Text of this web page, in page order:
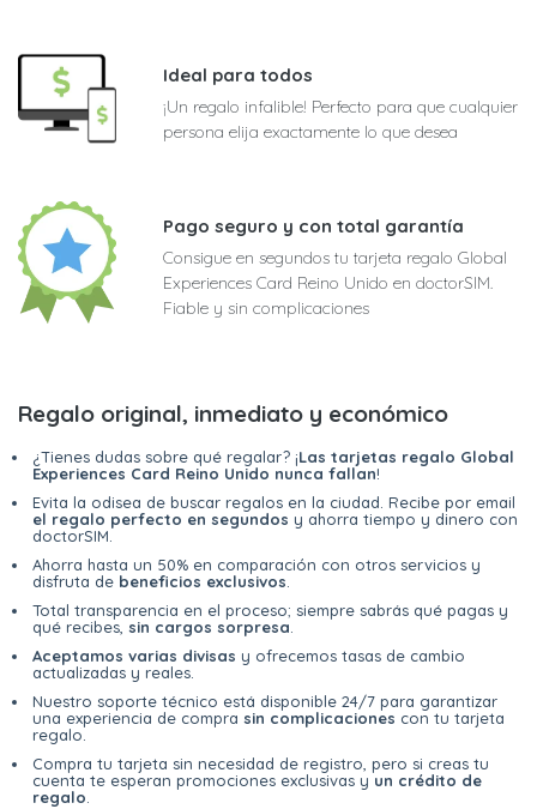
Ideal para todos
¡Un regalo infalible! Perfecto para que cualquier
persona elija exactamente lo que desea
Pago seguro y con total garantía
Consigue en segundos tu tarjeta regalo Global
Experiences Card Reino Unido en doctorSIM.
Fiable y sin complicaciones
Regalo original, inmediato y económico
¿Tienes dudas sobre qué regalar? ¡Las tarjetas regalo Global
Experiences Card Reino Unido nunca fallan!
Evita la odisea de buscar regalos en la ciudad. Recibe por email
el regalo perfecto en segundos y ahorra tiempo y dinero con
doctorSIM.
Ahorra hasta un 50% en comparación con otros servicios y
disfruta de beneficios exclusivos.
Total transparencia en el proceso; siempre sabrás qué pagas y
qué recibes, sin cargos sorpresa.
Aceptamos varias divisas y ofrecemos tasas de cambio
actualizadas y reales.
Nuestro soporte técnico está disponible 24/7 para garantizar
una experiencia de compra sin complicaciones con tu tarjeta
regalo.
Compra tu tarjeta sin necesidad de registro, pero si creas tu
cuenta te esperan promociones exclusivas y un crédito de
regalo.